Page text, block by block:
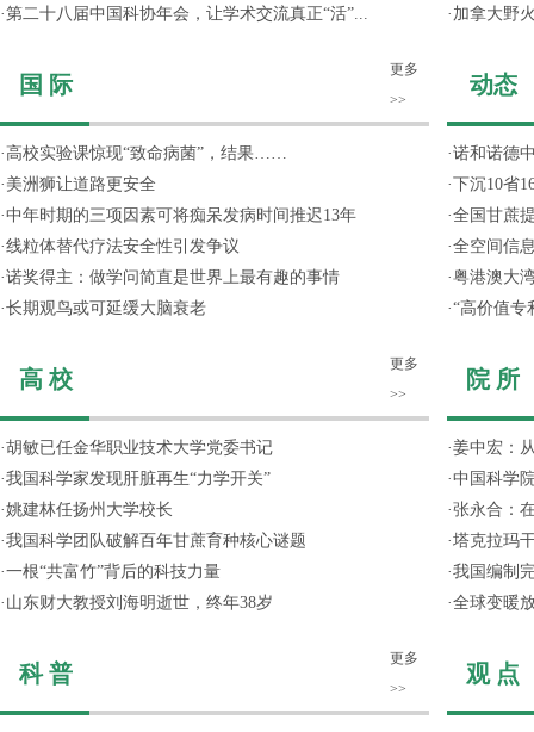
·第二十八届中国科协年会，让学术交流真正“活”...
国 际
更多
>>
· 高校实验课惊现“致命病菌”，结果……
· 美洲狮让道路更安全
·中年时期的三项因素可将痴呆发病时间推迟13年
·线粒体替代疗法安全性引发争议
·诺奖得主：做学问简直是世界上最有趣的事情
·长期观鸟或可延缓大脑衰老
高 校
更多
>>
·胡敏已任金华职业技术大学党委书记
·我国科学家发现肝脏再生“力学开关”
·姚建林任扬州大学校长
·我国科学团队破解百年甘蔗育种核心谜题
·一根“共富竹”背后的科技力量
· 山东财大教授刘海明逝世，终年38岁
科 普
更多
>>
· 加拿大野
动态
·诺和诺德
·下沉10省
·全国甘蔗
·全空间信
·粤港澳大
·“高价值专
院 所
·姜中宏：
·中国科学
·张永合：
·塔克拉玛
·我国编制
·全球变暖
观 点